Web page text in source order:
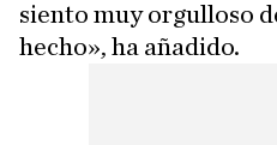
siento muy orgulloso
hecho», ha añadido.